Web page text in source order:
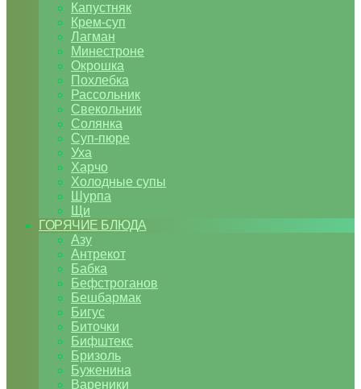
Капустняк
Крем-суп
Лагман
Минестроне
Окрошка
Похлебка
Рассольник
Свекольник
Солянка
Суп-пюре
Уха
Харчо
Холодные супы
Шурпа
Щи
ГОРЯЧИЕ БЛЮДА
Азу
Антрекот
Бабка
Бефстроганов
Бешбармак
Бигус
Биточки
Бифштекс
Бризоль
Буженина
Вареники